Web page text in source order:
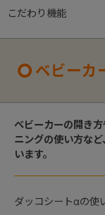
こだわり機能
ベビーカ
ベビーカーの開き
ニングの使い方な
います。
ダッコシートαの使